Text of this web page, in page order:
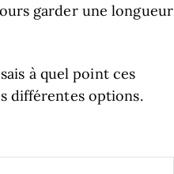
garder une longueur
à quel point ces
différentes options.